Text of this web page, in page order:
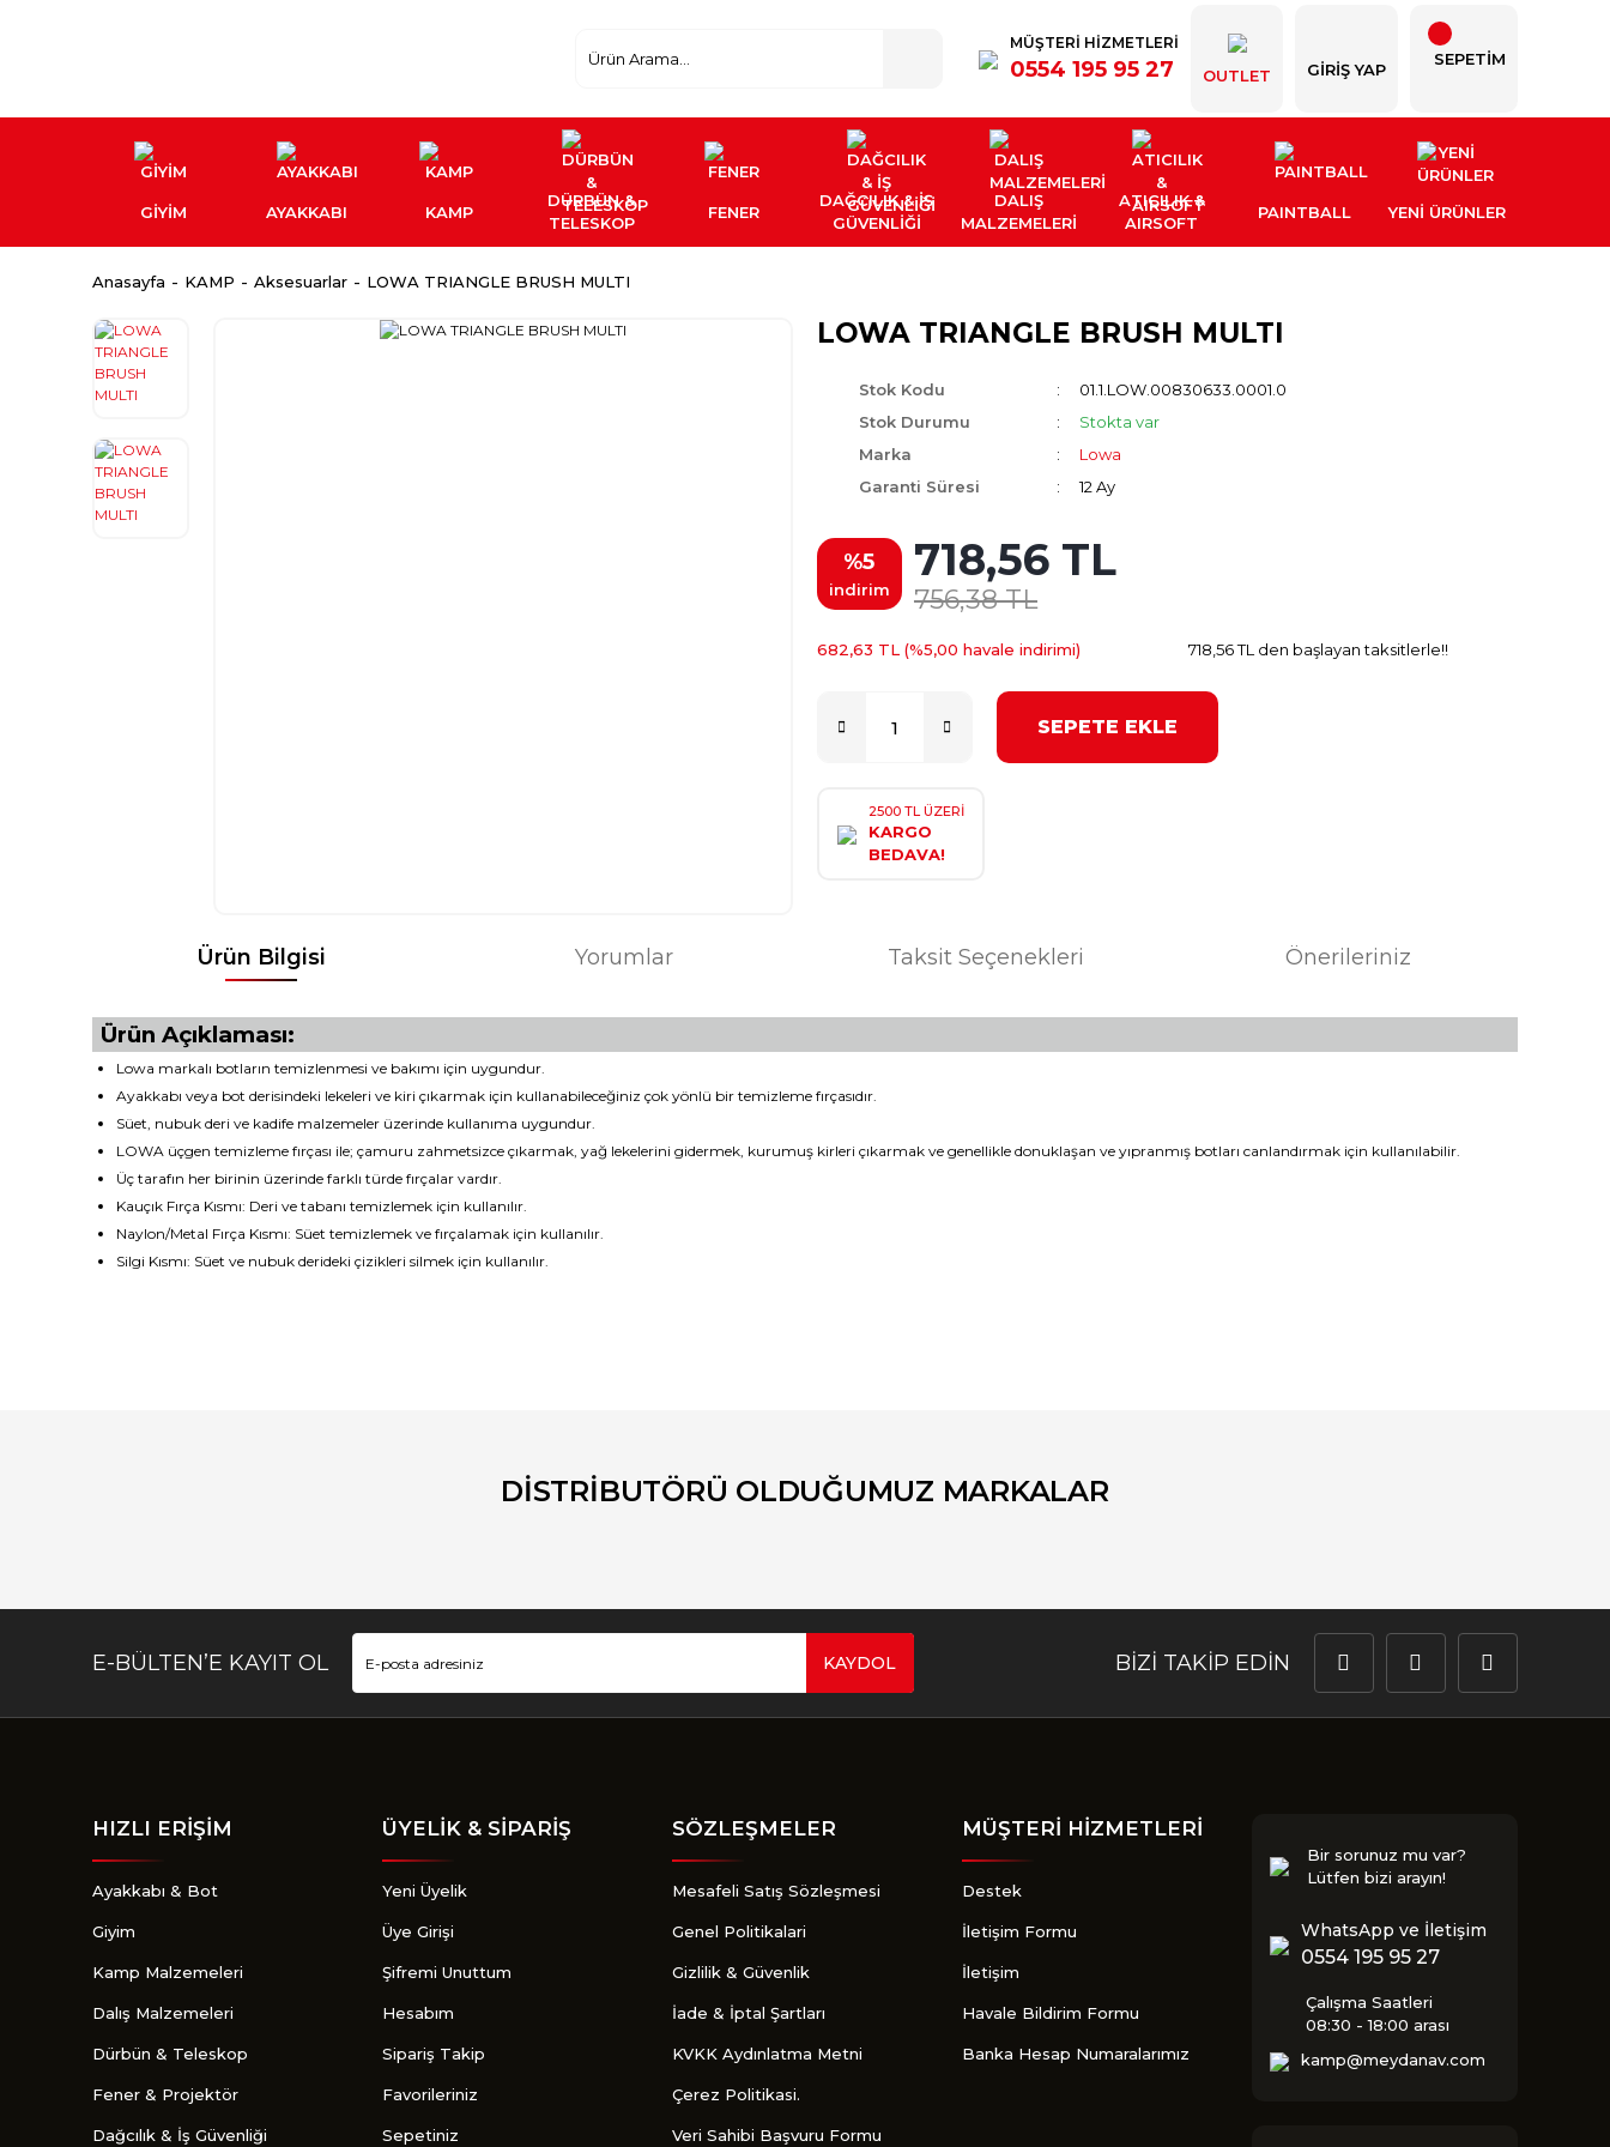
MÜŞTERİ HİZMETLERİ
0554 195 95 27 OUTLET GIRIŞ YAP
SEPETİM
GİYİM AYAKKABI KAMP
DÜRBÜN &
TELESKOP
FENER
DAĞCILIK & İŞ
GÜVENLİĞİ
DALIŞ
MALZEMELERİ
ATICILIK &
AIRSOFT
PAINTBALL YENI ÜRÜNLER
Anasayfa KAMP Aksesuarlar LOWA TRIANGLE BRUSH MULTI
LOWA TRIANGLE BRUSH MULTI
Stok Kodu
01.1.LOW.00830633.0001.0
Stok Durumu
Stokta var
Marka
Lowa
Garanti Süresi
12 Ay
%5
indirim
718,56 TL
756,38 TL
682,63 TL (%5,00 havale indirimi) 718,56 TL den başlayan taksitlerle!!
SEPETE EKLE
2500 TL ÜZERİ
KARGO
BEDAVA!
Ürün Bilgisi Yorumlar Taksit Seçenekleri Önerileriniz
Ürün Açıklaması:
Lowa markalı botların temizlenmesi ve bakımı için uygundur.
Ayakkabı veya bot derisindeki lekeleri ve kiri çıkarmak için kullanabileceğiniz çok yönlü bir temizleme fırçasıdır.
Süet, nubuk deri ve kadife malzemeler üzerinde kullanıma uygundur.
LOWA üçgen temizleme fırçası ile; çamuru zahmetsizce çıkarmak, yağ lekelerini gidermek, kurumuş kirleri çıkarmak ve genellikle donuklaşan ve yıpranmış botları canlandırmak için kullanılabilir.
Üç tarafın her birinin üzerinde farklı türde fırçalar vardır.
Kauçık Fırça Kısmı: Deri ve tabanı temizlemek için kullanılır.
Naylon/Metal Fırça Kısmı: Süet temizlemek ve fırçalamak için kullanılır.
Silgi Kısmı: Süet ve nubuk derideki çizikleri silmek için kullanılır.
Yorum Yaz
DİSTRİBUTÖRÜ OLDUĞUMUZ MARKALAR
E-BÜLTEN’E KAYIT OL KAYDOL BİZİ TAKİP EDİN
HIZLI ERİŞİM
Ayakkabı & Bot
Giyim
Kamp Malzemeleri
Dalış Malzemeleri
Dürbün & Teleskop
Fener & Projektör
Dağcılık & İş Güvenliği
ÜYELİK & SİPARİŞ
Yeni Üyelik
Üye Girişi
Şifremi Unuttum
Hesabım
Sipariş Takip
Favorileriniz
Sepetiniz
SÖZLEŞMELER
Mesafeli Satış Sözleşmesi
Genel Politikalari
Gizlilik & Güvenlik
İade & İptal Şartları
KVKK Aydınlatma Metni
Çerez Politikasi.
Veri Sahibi Başvuru Formu
MÜŞTERİ HİZMETLERİ
Destek
İletişim Formu
İletişim
Havale Bildirim Formu
Banka Hesap Numaralarımız
Bir sorunuz mu var?
Lütfen bizi arayın!
WhatsApp ve İletişim
0554 195 95 27
Çalışma Saatleri
08:30 - 18:00 arası
kamp@meydanav.com